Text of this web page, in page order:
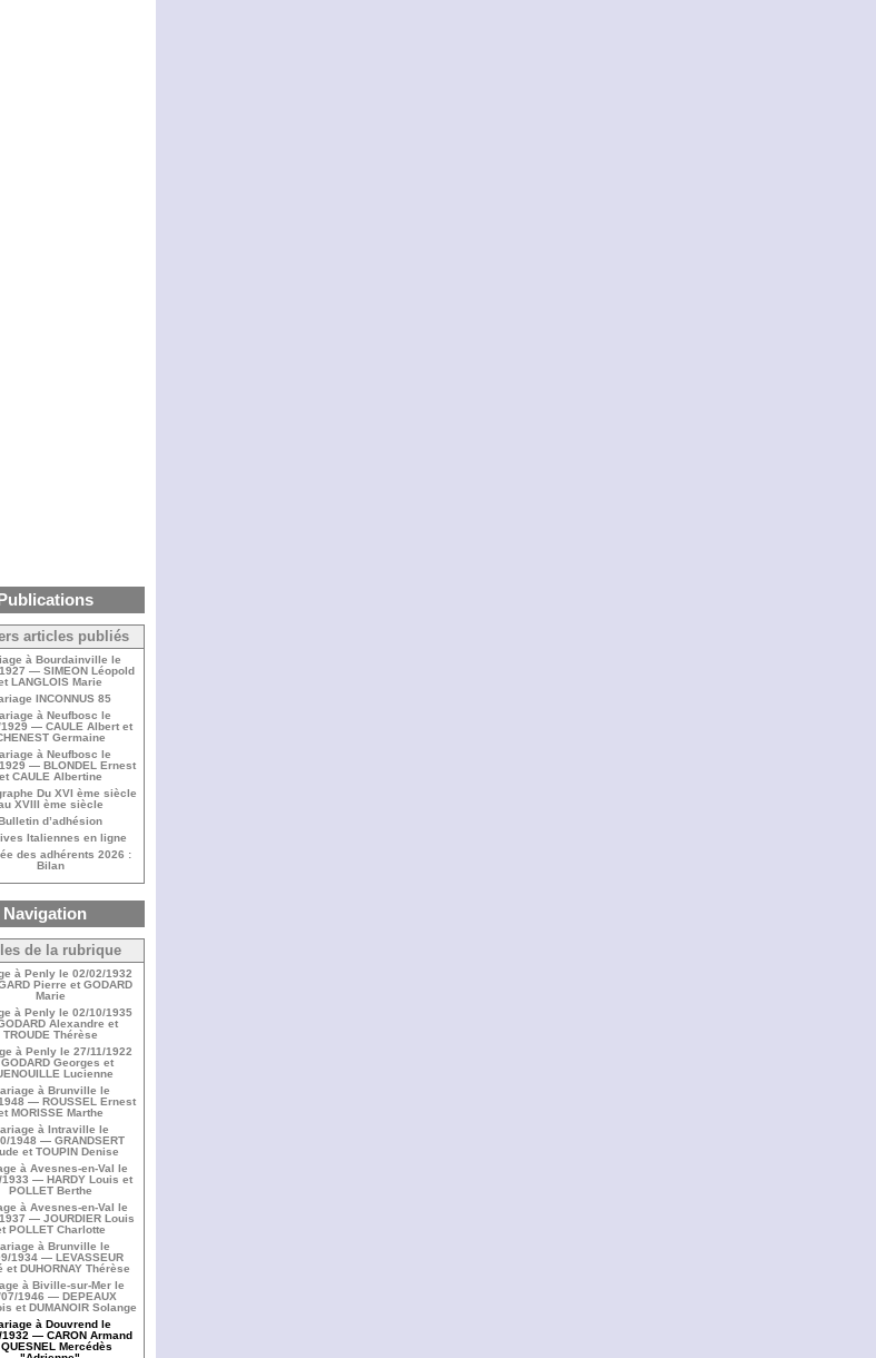
articles publiés
à Bourdainville le
— SIMEON Léopold
LANGLOIS Marie
INCONNUS 85
à Neufbosc le
— CAULE Albert et
Germaine
à Neufbosc le
— BLONDEL Ernest
CAULE Albertine
Du XVI ème siècle
XVIII ème siècle
d’adhésion
Italiennes en ligne
des adhérents 2026 :
Bilan
Navigation
de la rubrique
à Penly le 02/02/1932
Pierre et GODARD
Marie
à Penly le 02/10/1935
Alexandre et
TROUDE Thérèse
à Penly le 27/11/1922
Georges et
Lucienne
à Brunville le
— ROUSSEL Ernest
MORISSE Marthe
à Intraville le
1948 — GRANDSERT
et TOUPIN Denise
à Avesnes-en-Val le
1933 — HARDY Louis et
POLLET Berthe
à Avesnes-en-Val le
— JOURDIER Louis
POLLET Charlotte
à Brunville le
1934 — LEVASSEUR
et DUHORNAY Thérèse
à Biville-sur-Mer le
1946 — DEPEAUX
et DUMANOIR Solange
à Douvrend le
— CARON Armand
Mercédès